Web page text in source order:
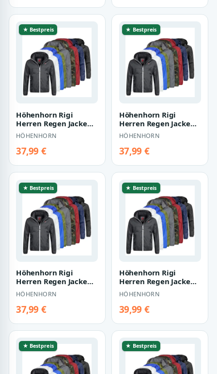
★ Bestpreis
Höhenhorn Rigi
Herren Regen Jacke
Outdoor Rain
Freizeitjacke Kapuze
Re…
HÖHENHORN
37,99 €
★ Bestpreis
Höhenhorn Rigi
Herren Regen Jacke
Outdoor Rain
Freizeitjacke Kapuze
Re…
HÖHENHORN
37,99 €
★ Bestpreis
Höhenhorn Rigi
Herren Regen Jacke
Outdoor Rain
Freizeitjacke Kapuze
Re…
HÖHENHORN
37,99 €
★ Bestpreis
Höhenhorn Rigi
Herren Regen Jacke
Outdoor Rain
Freizeitjacke Kapuze
Re…
HÖHENHORN
39,99 €
★ Bestpreis ★ Bestpreis